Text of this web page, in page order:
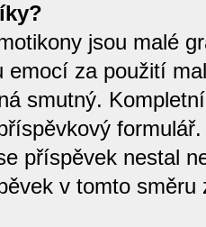
jsou malé
emocí za použití
smutný.
příspěvek nestal
v tomto směru